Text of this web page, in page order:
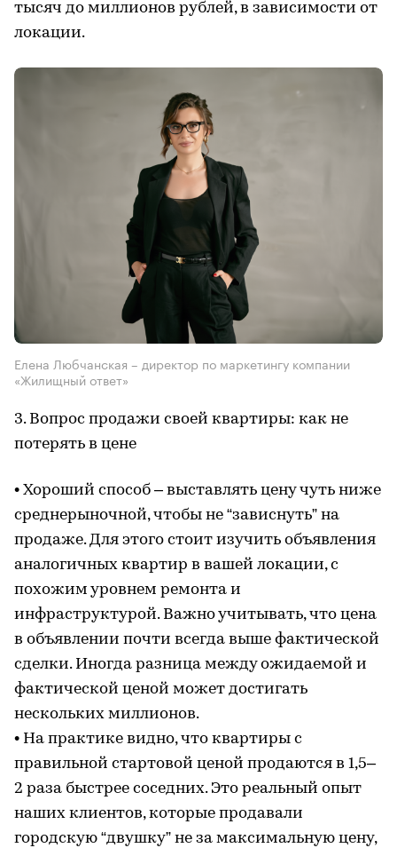
тысяч до миллионов рублей, в зависимости от
локации.
Елена Любчанская – директор по маркетингу компании
«Жилищный ответ»
3. Вопрос продажи своей квартиры: как не
потерять в цене
• Хороший способ – выставлять цену чуть ниже
среднерыночной, чтобы не “зависнуть” на
продаже. Для этого стоит изучить объявления
аналогичных квартир в вашей локации, с
похожим уровнем ремонта и
инфраструктурой. Важно учитывать, что цена
в объявлении почти всегда выше фактической
сделки. Иногда разница между ожидаемой и
фактической ценой может достигать
нескольких миллионов.
• На практике видно, что квартиры с
правильной стартовой ценой продаются в 1,5–
2 раза быстрее соседних. Это реальный опыт
наших клиентов, которые продавали
городскую “двушку” не за максимальную цену,